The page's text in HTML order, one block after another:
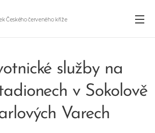
Českého červeného kříže
služby na
v Sokolově
Varech